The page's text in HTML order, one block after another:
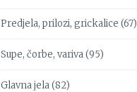
Predjela, prilozi, grickalice (67)
Supe, čorbe, variva(95)
Glavna jela(82)